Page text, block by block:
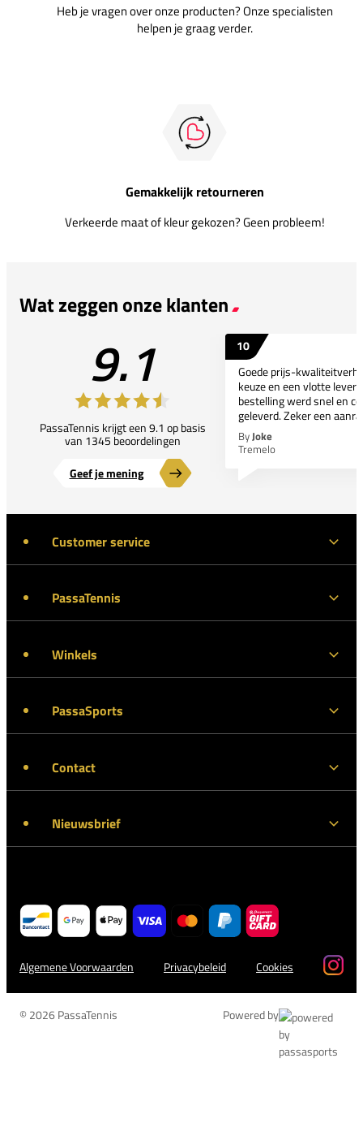
Heb je vragen over onze producten? Onze specialisten
helpen je graag verder.
Gemakkelijk retourneren
Verkeerde maat of kleur gekozen? Geen probleem!
Wat zeggen onze klanten
9.1
PassaTennis krijgt een 9.1 op basis
van 1345 beoordelingen
Geef je mening
10
Goede prijs-
keuze en een vlotte
bestelling werd snel en
geleverd. Zeker een
ByJoke
Tremelo
Customer service
PassaTennis
Winkels
PassaSports
Contact
Nieuwsbrief
Algemene Voorwaarden Privacybeleid Cookies
© 2026 PassaTennis Powered by